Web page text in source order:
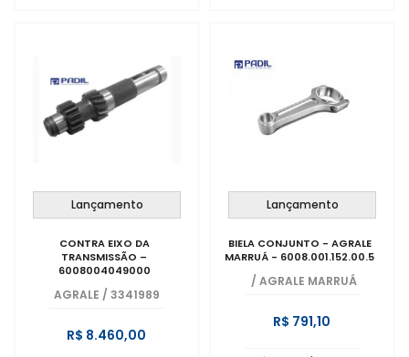
Lançamento
CONTRA EIXO DA
TRANSMISSÃO –
6008004049000
AGRALE / 3341989
R$ 8.460,00
Lançamento
BIELA CONJUNTO - AGRALE
MARRUÁ - 6008.001.152.00.5
/ AGRALE MARRUÁ
R$ 791,10